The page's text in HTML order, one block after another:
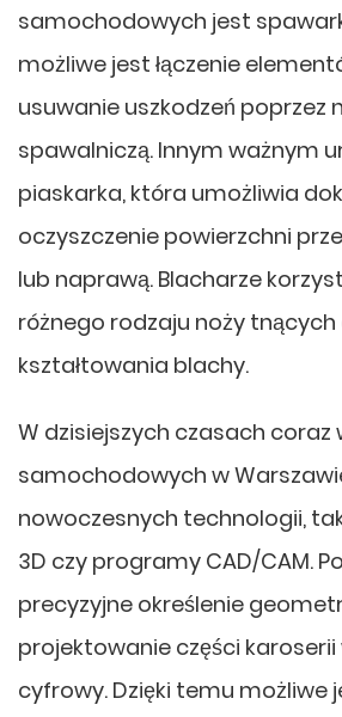
samochodowych jest
możliwe jest łączenie
usuwanie uszkodzeń poprzez
spawalniczą. Innym ważnym
piaskarka, która umożliwia
oczyszczenie powierzchni
lub naprawą. Blacharze
różnego rodzaju noży
kształtowania blachy.
W dzisiejszych czasach coraz
samochodowych w
nowoczesnych technologii,
3D czy programy CAD/CAM.
precyzyjne określenie
projektowanie części
cyfrowy. Dzięki temu możliwe